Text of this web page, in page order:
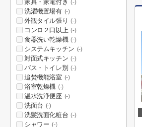
家具・家電付き (-)
洗濯機置場有 (-)
外観タイル張り (-)
コンロ２口以上 (-)
食器洗い乾燥機 (-)
システムキッチン (-)
対面式キッチン (-)
バス・トイレ別 (-)
追焚機能浴室 (-)
浴室乾燥機 (-)
温水洗浄便座 (-)
洗面台 (-)
洗髪洗面化粧台 (-)
シャワー (-)